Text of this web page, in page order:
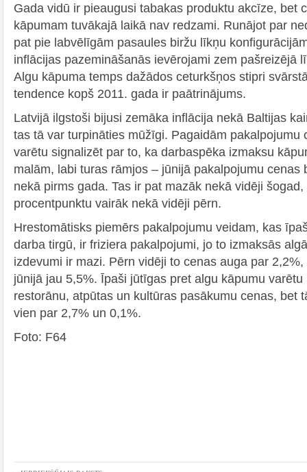
Gada vidū ir pieaugusi tabakas produktu akcīze, bet
kāpumam tuvākajā laikā nav redzami. Runājot par
pat pie labvēlīgām pasaules biržu līkņu
inflācijas pazemināšanās ievērojami zem pašreizējā
Algu kāpuma temps dažādos ceturkšņos stipri
tendence kopš 2011. gada ir paātrinājums.
Latvijā ilgstoši bijusi zemāka inflācija nekā Baltijas
tas tā var turpināties mūžīgi. Pagaidām pakalpojumu
varētu signalizēt par to, ka darbaspēka izmaksu
malām, labi turas rāmjos – jūnijā pakalpojumu cenas
nekā pirms gada. Tas ir pat mazāk nekā vidēji
procentpunktu vairāk nekā vidēji pērn.
Hrestomātisks piemērs pakalpojumu veidam, kas
darba tirgū, ir friziera pakalpojumi, jo to izmaksās
izdevumi ir mazi. Pērn vidēji to cenas auga par
jūnijā jau 5,5%. Īpaši jūtīgas pret algu kāpumu
restorānu, atpūtas un kultūras pasākumu cenas, bet
vien par 2,7% un 0,1%.
Foto: F64